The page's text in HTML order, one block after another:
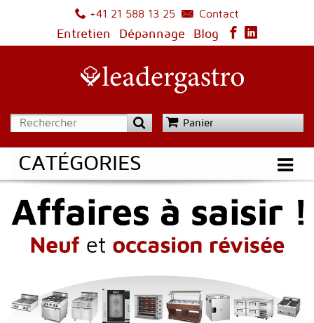
+41 21 588 13 25
Contact
Entretien
Dépannage Blog
Panier
CATÉGORIES